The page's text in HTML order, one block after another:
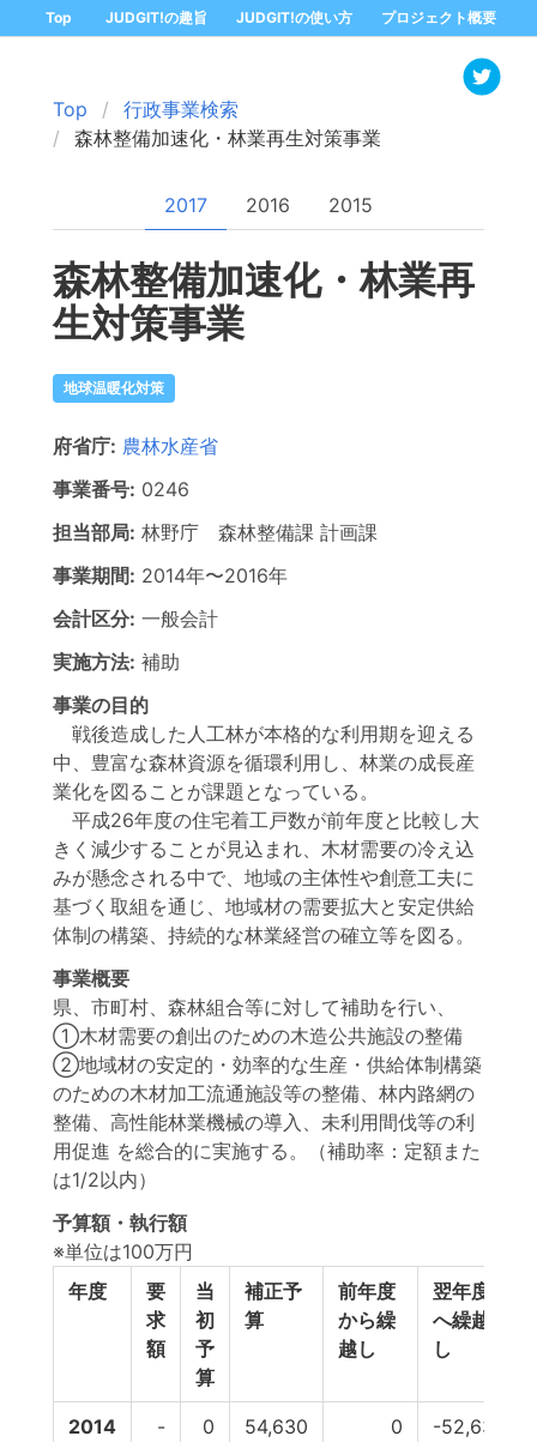
Top JUDGIT!の趣旨 JUDGIT!の使い方 プロジェクト概要
Top
行政事業検索
森林整備加速化・林業再生対策事業
2017 2016 2015
森林整備加速化・林業再
生対策事業
地球温暖化対策
府省庁: 農林水産省
事業番号: 0246
担当部局: 林野庁 森林整備課 計画課
事業期間: 2014年〜2016年
会計区分: 一般会計
実施方法: 補助
事業の目的
戦後造成した人工林が本格的な利用期を迎える
中、豊富な森林資源を循環利用し、林業の成長産
業化を図ることが課題となっている。
平成26年度の住宅着工戸数が前年度と比較し大
きく減少することが見込まれ、木材需要の冷え込
みが懸念される中で、地域の主体性や創意工夫に
基づく取組を通じ、地域材の需要拡大と安定供給
体制の構築、持続的な林業経営の確立等を図る。
事業概要
県、市町村、森林組合等に対して補助を行い、
①木材需要の創出のための木造公共施設の整備
②地域材の安定的・効率的な生産・供給体制構築
のための木材加工流通施設等の整備、林内路網の
整備、高性能林業機械の導入、未利用間伐等の利
用促進 を総合的に実施する。（補助率：定額また
は1/2以内）
予算額・執行額
※単位は100万円
年度
要
求
額
当
初
予
算
補正予
算
前年度
から繰
越し
翌年度
へ繰越
し
2014 - 0 54,630 0 -52,630